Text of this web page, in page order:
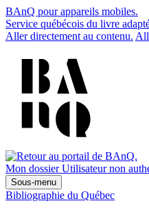
BAnQ pour appareils mobiles.
Service québécois du livre
Aller directement au contenu.
Mon dossier Utilisateur non
Sous-menu
Bibliographie du Québec